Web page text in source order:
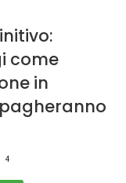
come
in
4